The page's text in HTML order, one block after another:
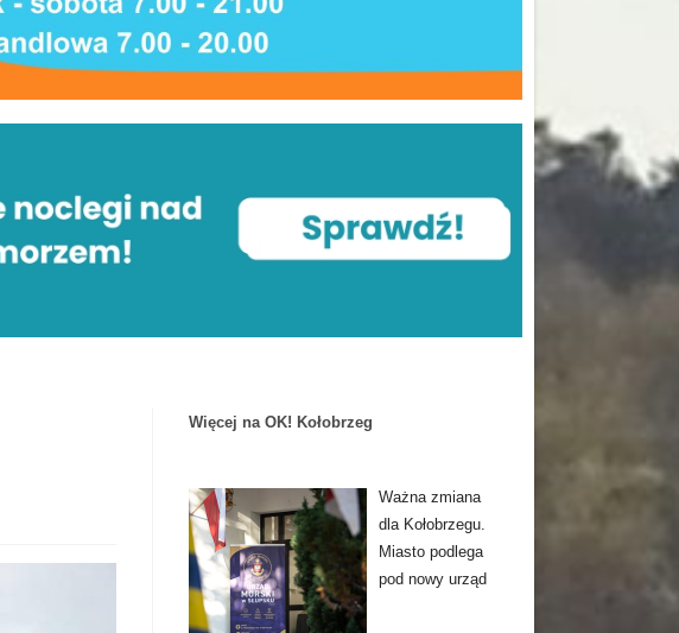
Więcej na OK! Kołobrzeg
Ważna zmiana
dla Kołobrzegu.
Miasto podlega
pod nowy urząd